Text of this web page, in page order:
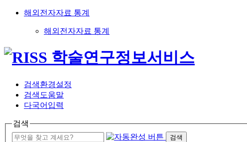
해외전자자료 통계
해외전자자료 통계
검색환경설정
검색도움말
다국어입력
검색
검색